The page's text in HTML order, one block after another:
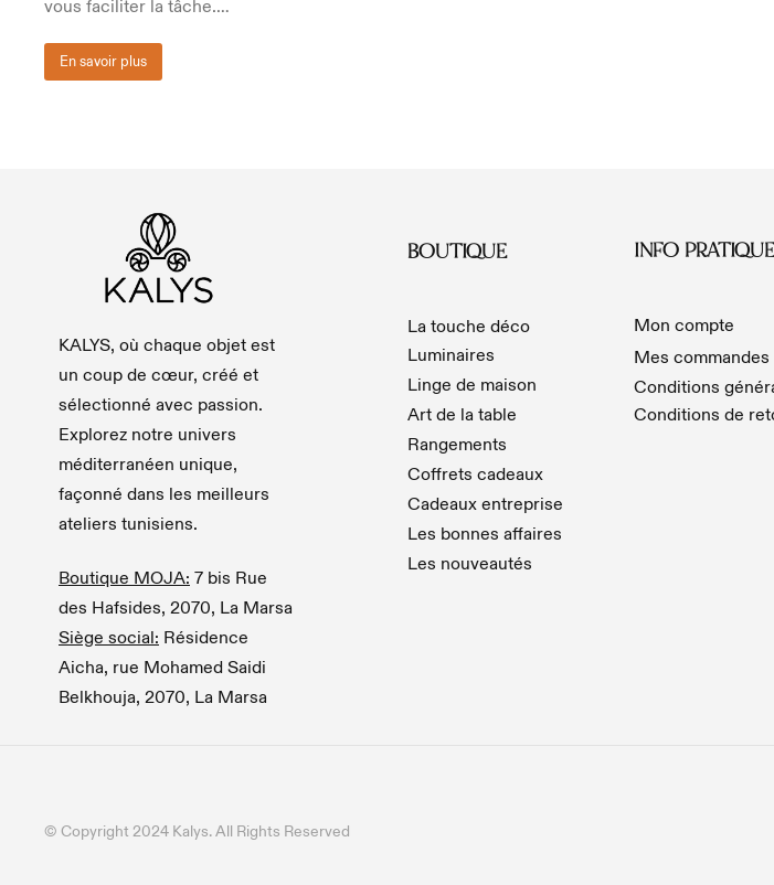
vous faciliter la tâche.…
En savoir plus
KALYS, où chaque objet est
un coup de cœur, créé et
sélectionné avec passion.
Explorez notre univers
méditerranéen unique,
façonné dans les meilleurs
ateliers tunisiens.
Boutique MOJA: 7 bis Rue
des Hafsides, 2070, La Marsa
Siège social: Résidence
Aicha, rue Mohamed Saidi
Belkhouja, 2070, La Marsa
BOUTIQUE
La touche déco
Luminaires
Linge de maison
Art de la table
Rangements
Coffrets cadeaux
Cadeaux entreprise
Les bonnes affaires
Les nouveautés
INFO
Mon compte
Mes commandes
Conditions
Conditions de
© Copyright 2024 Kalys. All Rights Reserved